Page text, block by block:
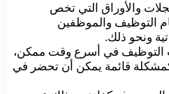
والأوراق التي تخص
التوظيف والموظفين
ونحو ذلك.
التوظيف في أسرع وقت ممكن،
كمشكلة قائمة يمكن أن تحضر في